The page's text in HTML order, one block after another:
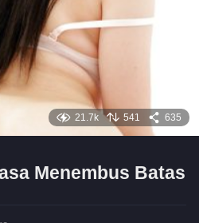
21.7k 541 635
Menembus Batas